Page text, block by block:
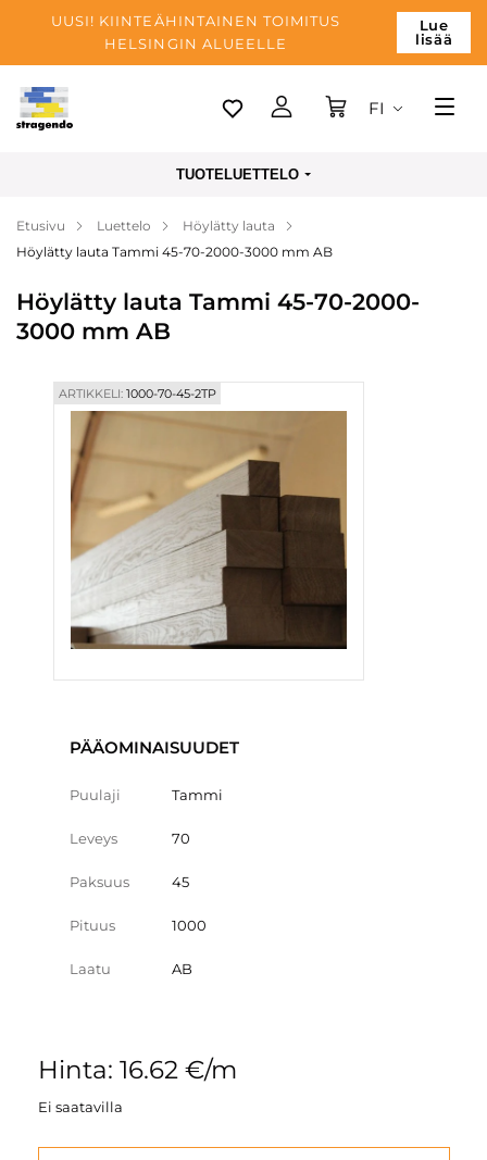
UUSI! KIINTEÄHINTAINEN TOIMITUS
HELSINGIN ALUEELLE
Lue
lisää
Tallinn
Maksu
Blogi
FI
TUOTELUETTELO
Etusivu Luettelo
Höylätty lauta
Höylätty lauta Tammi 45-70-2000-3000 mm AB
Höylätty lauta Tammi 45-70-2000-
3000 mm AB
ARTIKKELI:1000-70-45-2TP
PÄÄOMINAISUUDET
Puulaji Tammi
Leveys 70
Paksuus 45
Pituus 1000
Laatu AB
Hinta: 16.62 €/m
Ei saatavilla